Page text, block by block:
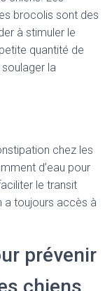
brocolis sont des
à stimuler le
quantité de
la
chez les
d’eau pour
le transit
a toujours accès à
prévenir